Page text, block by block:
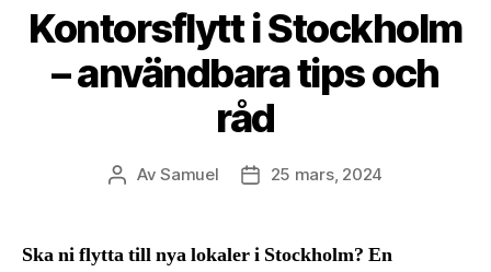
Kontorsflytt i Stockholm
– användbara tips och
råd
Inläggsförfattare
AvSamuel Inläggsdatum
25 mars, 2024
Ska ni flytta till nya lokaler i Stockholm? En